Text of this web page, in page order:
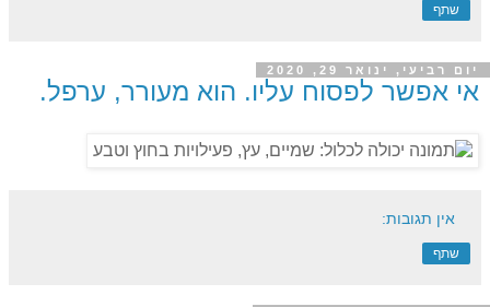
שתף
יום רביעי, ינואר 29, 2020
אי אפשר לפסוח עליו. הוא מעורר, ערפל.
אין תגובות:
שתף